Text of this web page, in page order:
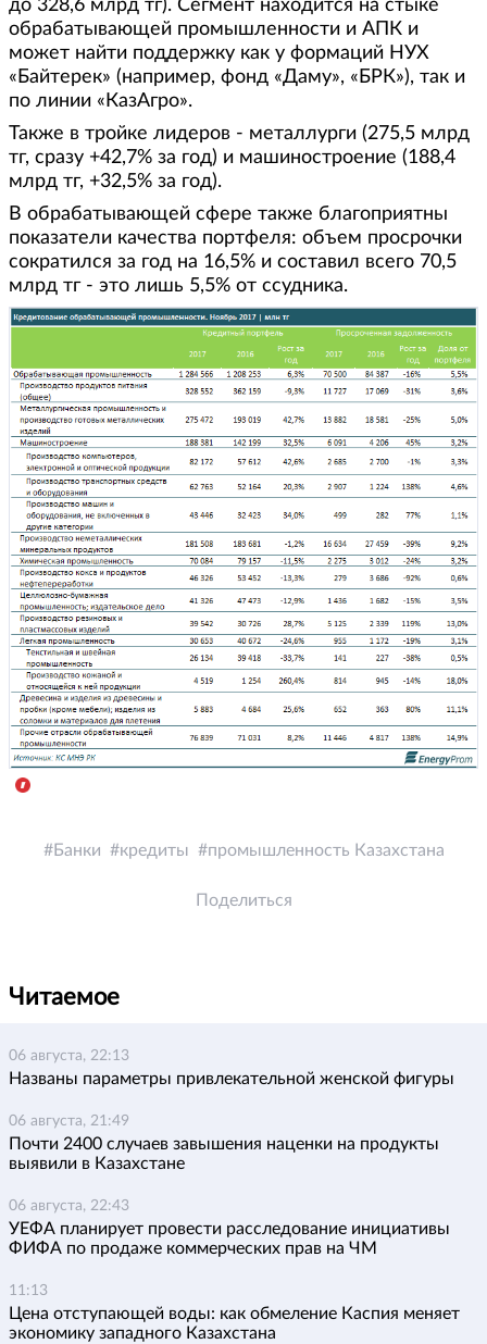
до 328,6 млрд тг). Сегмент находится на стыке
обрабатывающей промышленности и АПК и
может найти поддержку как у формаций НУХ
«Байтерек» (например, фонд «Даму», «БРК»), так и
по линии «КазАгро».
Также в тройке лидеров - металлурги (275,5 млрд
тг, сразу +42,7% за год) и машиностроение (188,4
млрд тг, +32,5% за год).
В обрабатывающей сфере также благоприятны
показатели качества портфеля: объем просрочки
сократился за год на 16,5% и составил всего 70,5
млрд тг - это лишь 5,5% от ссудника.
Банки кредиты промышленность Казахстана
Поделиться
Читаемое
06 августа, 22:13
Названы параметры привлекательной женской фигуры
06 августа, 21:49
Почти 2400 случаев завышения наценки на продукты
выявили в Казахстане
06 августа, 22:43
УЕФА планирует провести расследование инициативы
ФИФА по продаже коммерческих прав на ЧМ
11:13
Цена отступающей воды: как обмеление Каспия меняет
экономику западного Казахстана